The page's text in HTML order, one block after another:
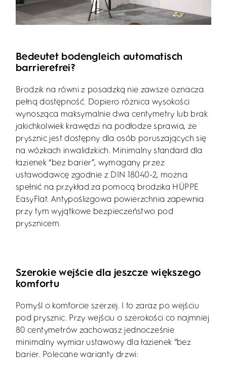
Bedeutet bodengleich automatisch
barrierefrei?
Brodzik na równi z posadzką nie zawsze oznacza
pełną dostępność. Dopiero różnica wysokości
wynosząca maksymalnie dwa centymetry lub brak
jakichkolwiek krawędzi na podłodze sprawia, że
prysznic jest dostępny dla osób poruszających się
na wózkach inwalidzkich. Minimalny standard dla
łazienek “bez barier”, wymagany przez
ustawodawcę zgodnie z DIN 18040-2, można
spełnić na przykład za pomocą brodzika HÜPPE
EasyFlat. Antypoślizgowa powierzchnia zapewnia
przy tym wyjątkowe bezpieczeństwo pod
prysznicem.
Szerokie wejście dla jeszcze większego
komfortu
Pomyśl o komforcie szerzej. I to zaraz po wejściu
pod prysznic. Przy wejściu o szerokości co najmniej
80 centymetrów zachowasz jednocześnie
minimalny wymiar ustawowy dla łazienek “bez
barier. Polecane warianty drzwi: